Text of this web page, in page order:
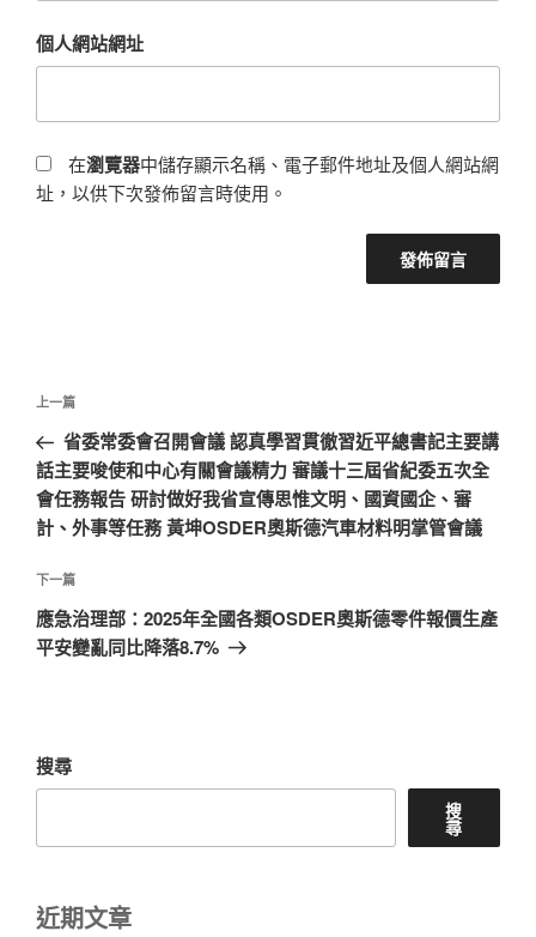
個人網站網址
在瀏覽器中儲存顯示名稱、電子郵件地址及個人網站網
址，以供下次發佈留言時使用。
文
導
覽
上
一
篇
文
章
上一篇
省委常委會召開會議 認真學習貫徹習近平總書記主要講
話主要唆使和中心有關會議精力 審議十三屆省紀委五次全
會任務報告 研討做好我省宣傳思惟文明、國資國企、審
計、外事等任務 黃坤OSDER奧斯德汽車材料明掌管會議
下
一
篇
下一篇
應急治理部：2025年全國各類OSDER奧斯德零件報價生產
平安變亂同比降落8.7%
搜尋
搜
尋
近期文章